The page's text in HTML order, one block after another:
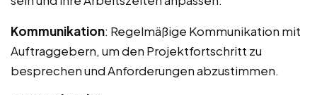
Kommunikation: Regelmäßige Kommunikation mit
Auftraggebern, um den Projektfortschritt zu
besprechen und Anforderungen abzustimmen.